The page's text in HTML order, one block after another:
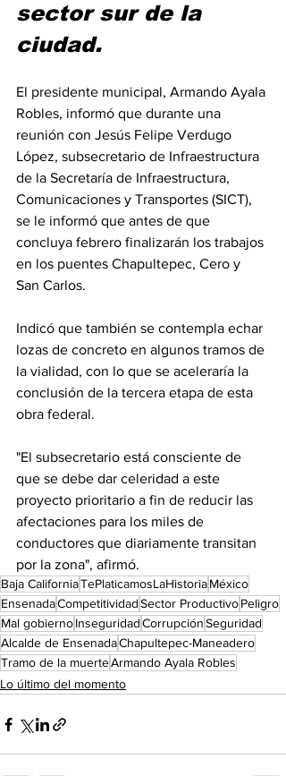
sector sur de la
ciudad.
El presidente municipal, Armando Ayala
Robles, informó que durante una
reunión con Jesús Felipe Verdugo
López, subsecretario de Infraestructura
de la Secretaría de Infraestructura,
Comunicaciones y Transportes (SICT),
se le informó que antes de que
concluya febrero finalizarán los trabajos
en los puentes Chapultepec, Cero y
San Carlos.
Indicó que también se contempla echar
lozas de concreto en algunos tramos de
la vialidad, con lo que se aceleraría la
conclusión de la tercera etapa de esta
obra federal.
"El subsecretario está consciente de
que se debe dar celeridad a este
proyecto prioritario a fin de reducir las
afectaciones para los miles de
conductores que diariamente transitan
por la zona", afirmó.
Baja CaliforniaTePlaticamosLaHistoriaMéxico
EnsenadaCompetitividadSector ProductivoPeligro
Mal gobiernoInseguridadCorrupciónSeguridad
Alcalde de EnsenadaChapultepec-Maneadero
Tramo de la muerteArmando Ayala Robles
Lo último del momento